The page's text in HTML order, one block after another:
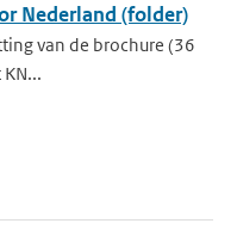
Nederland (folder)
van de brochure (36